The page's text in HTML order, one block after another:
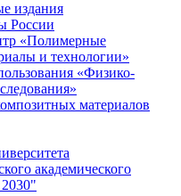
издания
России
«Полимерные
и технологии»
«Физико-
материалов
академического